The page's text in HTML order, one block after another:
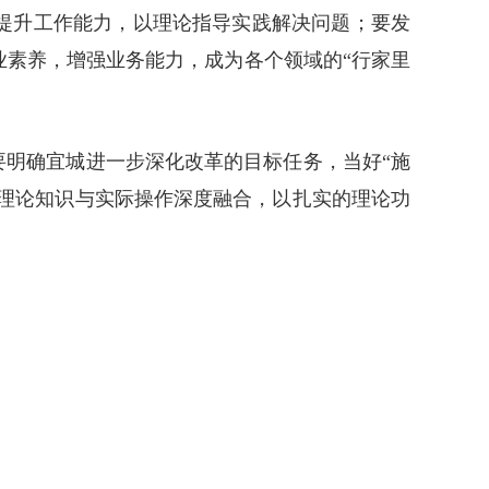
升工作能力，以理论指导实践解决问题；要发
养，增强业务能力，成为各个领域的“行家里
确宜城进一步深化改革的目标任务，当好“施
论知识与实际操作深度融合，以扎实的理论功